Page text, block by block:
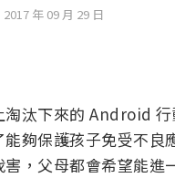
2017 年 09 月 29 日
淘汰下來的 Android
夠保護孩子免受不良
，父母都會希望能進